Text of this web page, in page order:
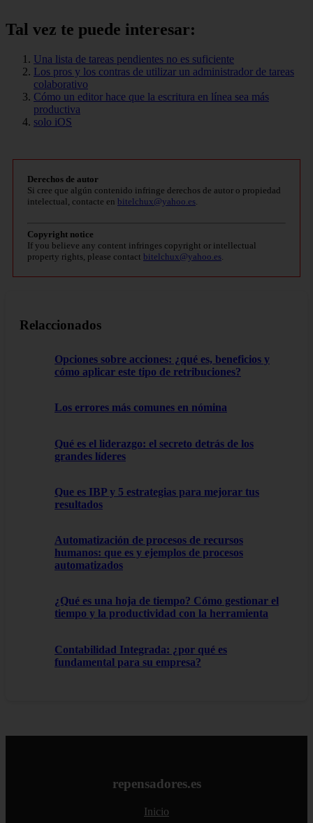
Tal vez te puede interesar:
Una lista de tareas pendientes no es suficiente
Los pros y los contras de utilizar un administrador de tareas
colaborativo
Cómo un editor hace que la escritura en línea sea más
productiva
solo iOS
Derechos de autor
Si cree que algún contenido infringe derechos de autor o propiedad
intelectual, contacte en bitelchux@yahoo.es
Copyright notice
If you believe any content infringes copyright or intellectual
property rights, please contact bitelchux@yahoo.es
Relaccionados
Opciones sobre acciones: ¿qué es, beneficios y
cómo aplicar este tipo de retribuciones?
Los errores más comunes en nómina
Qué es el liderazgo: el secreto detrás de los
grandes líderes
Que es IBP y 5 estrategias para mejorar tus
resultados
Automatización de procesos de recursos
humanos: que es y ejemplos de procesos
automatizados
¿Qué es una hoja de tiempo? Cómo gestionar el
tiempo y la productividad con la herramienta
Contabilidad Integrada: ¿por qué es
fundamental para su empresa?
repensadores.es
Inicio